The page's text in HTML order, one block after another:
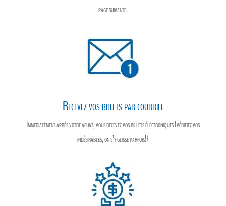
page suivante.
Recevez vos billets par courriel
Immédiatement après votre achat, vous recevez vos billets électroniques (vérifiez vos
indésirables, on s’y glisse parfois!)